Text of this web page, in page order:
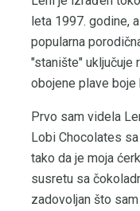
leta 1997. godine,
popularna
"stanište" uključuje
obojene plave boje
Prvo sam videla
Lobi Chocolates
tako da je moja
susretu sa
zadovoljan što